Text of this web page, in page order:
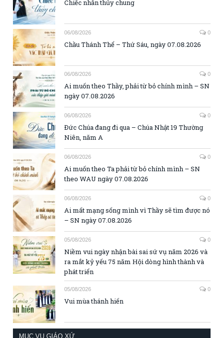
Chiếc nhẫn thủy chung
06/08/2026 0
Chầu Thánh Thể – Thứ Sáu, ngày 07.08.2026
06/08/2026 0
Ai muốn theo Thầy, phải từ bỏ chính mình – SN
ngày 07.08.2026
06/08/2026 0
Đức Chúa đang đi qua – Chúa Nhật 19 Thường
Niên, năm A
06/08/2026 0
Ai muốn theo Ta phải từ bỏ chính mình – SN
theo WAU ngày 07.08.2026
06/08/2026 0
Ai mất mạng sống mình vì Thầy sẽ tìm được nó
– SN ngày 07.08.2026
05/08/2026 0
Niềm vui ngày nhận bài sai sứ vụ năm 2026 và
ra mắt kỷ yếu 75 năm Hội dòng hình thành và
phát triển
05/08/2026 0
Vui mùa thánh hiến
MỤC VỤ GIÁO XỨ